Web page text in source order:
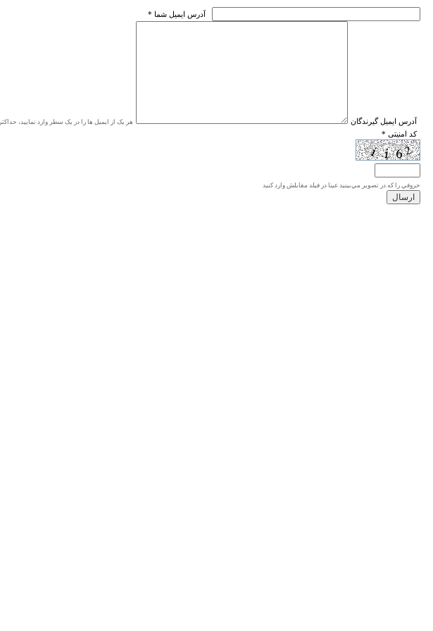
* آدرس ايميل شما
* آدرس ايميل گيرندگان هر یک از ایمیل ها را در یک سطر وارد نمایید، حداکثر ۲۰ آدرس
* کد امنیتی
حروفي را كه در تصوير مي‌بينيد عينا در فيلد مقابلش وارد كنيد